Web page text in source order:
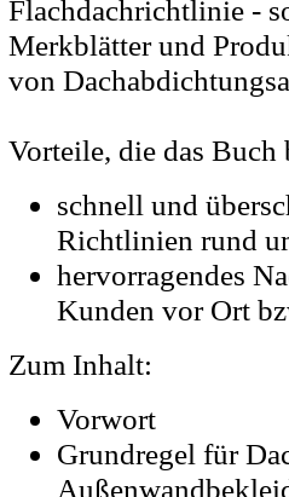
Flachdachrichtlinie -
Merkblätter und
von
Vorteile, die das Buch
schnell und
Richtlinien rund
hervorragendes
Kunden vor Ort
Zum Inhalt:
Vorwort
Grundregel für